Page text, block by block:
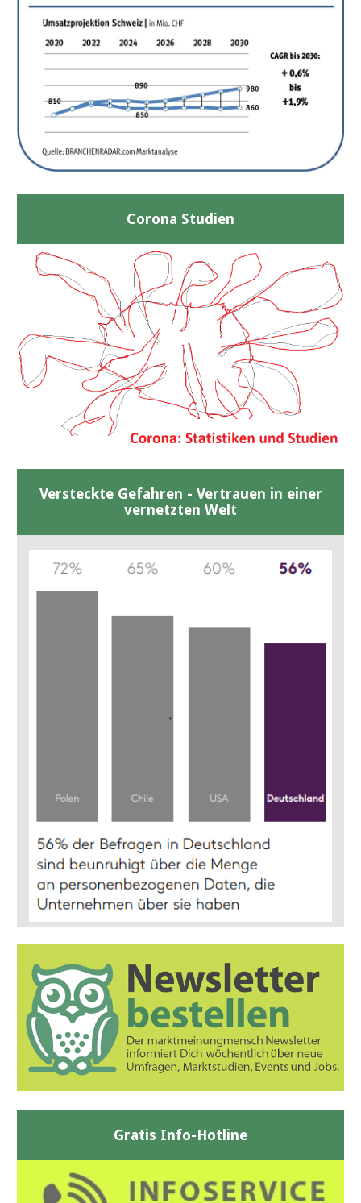
Corona Studien
Versteckte Gefahren - Vertrauen in einer
vernetzten Welt
Gratis Info-Hotline